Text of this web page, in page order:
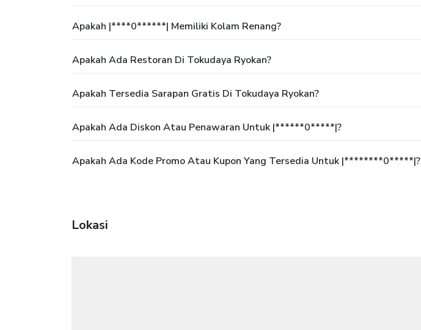
Apakah |****0******| Memiliki Kolam Renang?
Apakah Ada Restoran Di Tokudaya Ryokan?
Apakah Tersedia Sarapan Gratis Di Tokudaya Ryokan?
Apakah Ada Diskon Atau Penawaran Untuk |******0*****|?
Apakah Ada Kode Promo Atau Kupon Yang Tersedia Untuk |********0*****|?
Lokasi